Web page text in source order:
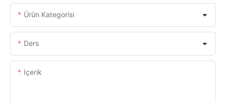
Ürün Kategorisi
Ders
Içerik